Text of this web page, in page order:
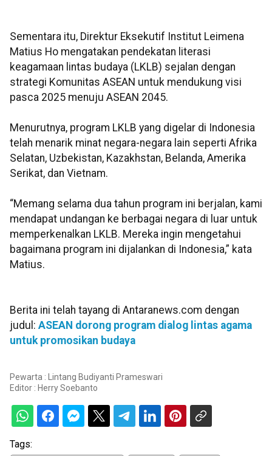
Sementara itu, Direktur Eksekutif Institut Leimena
Matius Ho mengatakan pendekatan literasi
keagamaan lintas budaya (LKLB) sejalan dengan
strategi Komunitas ASEAN untuk mendukung visi
pasca 2025 menuju ASEAN 2045.
Menurutnya, program LKLB yang digelar di Indonesia
telah menarik minat negara-negara lain seperti Afrika
Selatan, Uzbekistan, Kazakhstan, Belanda, Amerika
Serikat, dan Vietnam.
“Memang selama dua tahun program ini berjalan, kami
mendapat undangan ke berbagai negara di luar untuk
memperkenalkan LKLB. Mereka ingin mengetahui
bagaimana program ini dijalankan di Indonesia,” kata
Matius.
Berita ini telah tayang di Antaranews.com dengan
judul: ASEAN dorong program dialog lintas agama
untuk promosikan budaya
Pewarta : Lintang Budiyanti Prameswari
Editor : Herry Soebanto
Tags: